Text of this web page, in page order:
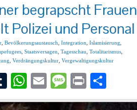
begrapscht
Polizei und
Bevölkerungsaustausch Integration Islamisierung
Staatsversagen Tagesschau Totalitarismus
Verdrängungskultur Vergewaltigungskultur
Tumblr
WhatsApp
EmailMessage
Print